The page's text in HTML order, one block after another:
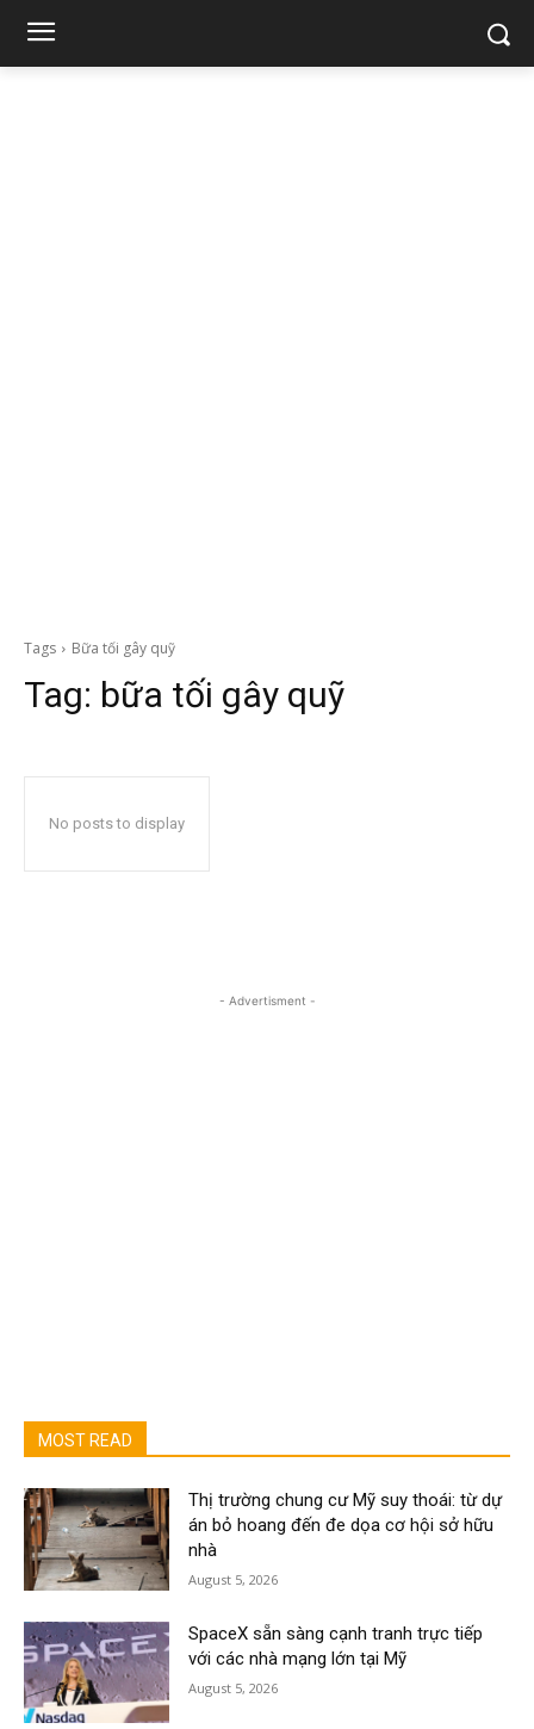
Tags Bữa tối gây quỹ
Tag: bữa tối gây quỹ
No posts to display
- Advertisment -
MOST READ
Thị trường chung cư Mỹ suy thoái: từ dự
án bỏ hoang đến đe dọa cơ hội sở hữu
nhà
August 5, 2026
SpaceX sẵn sàng cạnh tranh trực tiếp
với các nhà mạng lớn tại Mỹ
August 5, 2026